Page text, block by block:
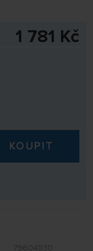
1 781 Kč
KOUPIT
79604830